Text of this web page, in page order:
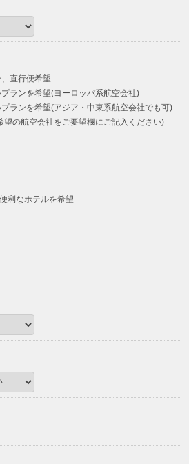
直行便希望
ランを希望(ヨーロッパ系航空会社)
ランを希望(アジア・中東系航空会社でも可)
望の航空会社をご要望欄にご記入ください)
利なホテルを希望